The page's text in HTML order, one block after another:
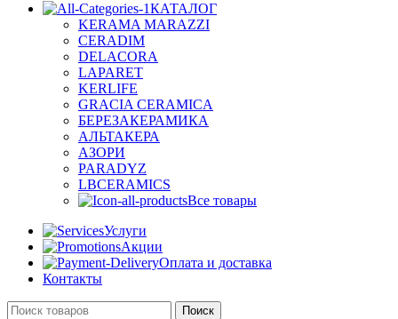
КАТАЛОГ
KERAMA MARAZZI
CERADIM
DELACORA
LAPARET
KERLIFE
GRACIA CERAMICA
БЕРЕЗАКЕРАМИКА
АЛЬТАКЕРА
АЗОРИ
PARADYZ
LBCERAMICS
Все товары
Услуги
Акции
Оплата и доставка
Контакты
Поиск